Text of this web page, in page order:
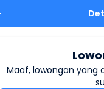
Maaf, lowongan yang